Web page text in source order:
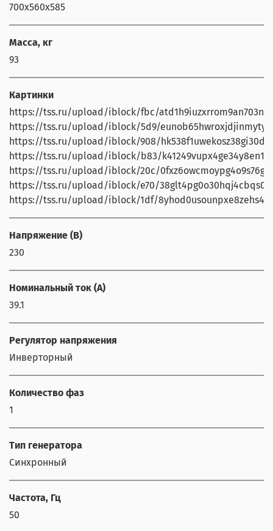
700х560х585
Масса, кг
93
Картинки
https://tss.ru/upload/iblock/fbc/
https://tss.ru/upload/iblock/5d9/
https://tss.ru/upload/iblock/908/
https://tss.ru/upload/iblock/b83/
https://tss.ru/upload/iblock/20c/
https://tss.ru/upload/iblock/e70/
https://tss.ru/upload/iblock/1df/
Напряжение (В)
230
Номинальный ток (А)
39.1
Регулятор напряжения
Инверторный
Количество фаз
1
Тип генератора
Синхронный
Частота, Гц
50